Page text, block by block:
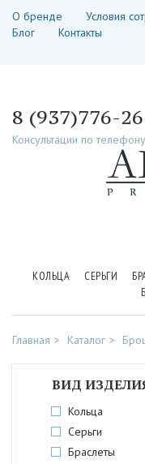
О бренде Условия
Блог
Контакты
8 (937)776-
Консультации по телефону
КОЛЬЦА СЕРЬГИ
Главная Каталог
ВИД
Кольца
Серьги
Браслеты